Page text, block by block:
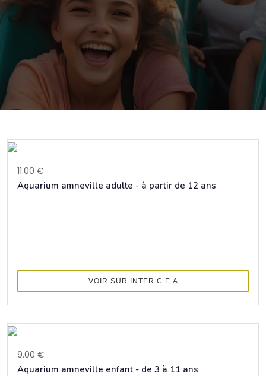
11.00 €
Aquarium amneville adulte - à partir de 12 ans
VOIR SUR INTER C.E.A
9.00 €
Aquarium amneville enfant - de 3 à 11 ans